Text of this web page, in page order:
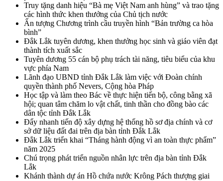
Truy tặng danh hiệu “Bà mẹ Việt Nam anh hùng” và trao tặng
các hình thức khen thưởng của Chủ tịch nước
Ấn tượng Chương trình cầu truyền hình “Bản trường ca hòa
bình”
Đắk Lắk tuyên dương, khen thưởng học sinh và giáo viên đạt
thành tích xuất sắc
Tuyên dương 55 cán bộ phụ trách tài năng, tiêu biểu của khu
vực phía Nam
Lãnh đạo UBND tỉnh Đắk Lắk làm việc với Đoàn chính
quyền thành phố Nevers, Cộng hòa Pháp
Học tập và làm theo Bác về thực hiện tiến bộ, công bằng xã
hội; quan tâm chăm lo vật chất, tinh thần cho đồng bào các
dân tộc tỉnh Đắk Lắk
Đẩy nhanh tiến độ xây dựng hệ thống hồ sơ địa chính và cơ
sở dữ liệu đất đai trên địa bàn tỉnh Đắk Lắk
Đắk Lắk triển khai “Tháng hành động vì an toàn thực phẩm”
năm 2025
Chú trọng phát triển nguồn nhân lực trên địa bàn tỉnh Đắk
Lắk
Khánh thành dự án Hồ chứa nước Krông Pách thượng giai